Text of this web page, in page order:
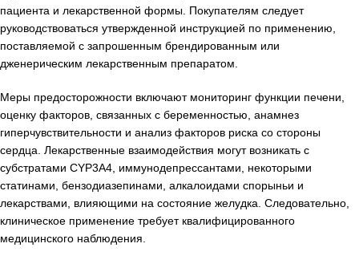
пациента и лекарственной формы. Покупателям следует
руководствоваться утвержденной инструкцией по применению,
поставляемой с запрошенным брендированным или
дженерическим лекарственным препаратом.
Меры предосторожности включают мониторинг функции печени,
оценку факторов, связанных с беременностью, анамнез
гиперчувствительности и анализ факторов риска со стороны
сердца. Лекарственные взаимодействия могут возникать с
субстратами CYP3A4, иммунодепрессантами, некоторыми
статинами, бензодиазепинами, алкалоидами спорыньи и
лекарствами, влияющими на состояние желудка. Следовательно,
клиническое применение требует квалифицированного
медицинского наблюдения.